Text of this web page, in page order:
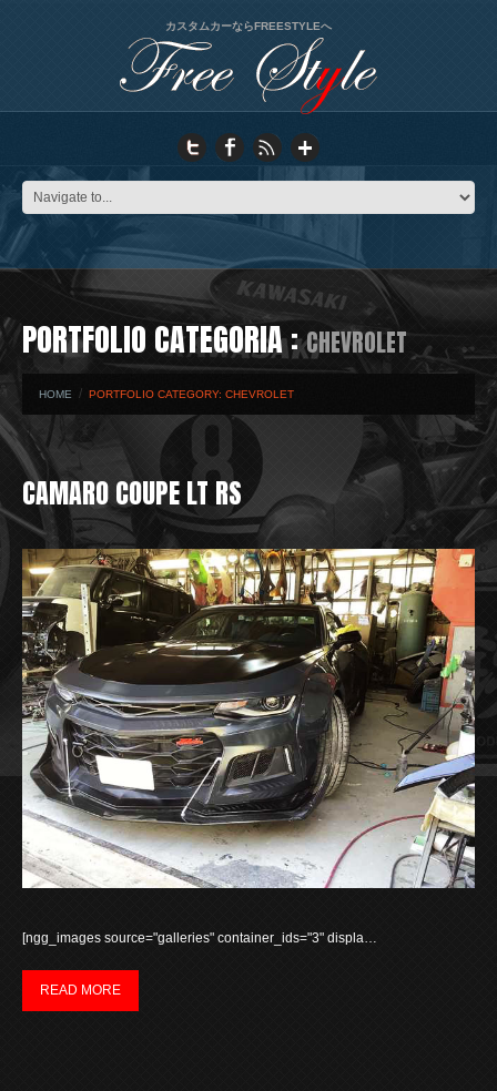
カスタムカーならFREESTYLEへ
PORTFOLIO CATEGORIA :CHEVROLET
HOME PORTFOLIO CATEGORY: CHEVROLET
CAMARO COUPE LT RS
[ngg_images source="galleries" container_ids="3" displa…
READ MORE